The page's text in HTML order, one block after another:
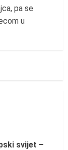
pa se
u
svijet –